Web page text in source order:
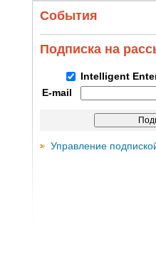
События
Подписка на
Intelligent
E-mail
Управление